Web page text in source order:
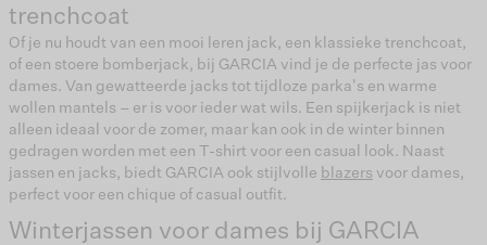
trenchcoat
Of je nu houdt van een mooi leren jack, een klassieke trenchcoat,
of een stoere bomberjack, bij GARCIA vind je de perfecte jas voor
dames. Van gewatteerde jacks tot tijdloze parka's en warme
wollen mantels – er is voor ieder wat wils. Een spijkerjack is niet
alleen ideaal voor de zomer, maar kan ook in de winter binnen
gedragen worden met een T-shirt voor een casual look. Naast
jassen en jacks, biedt GARCIA ook stijlvolle blazers voor dames,
perfect voor een chique of casual outfit.
Winterjassen voor dames bij GARCIA